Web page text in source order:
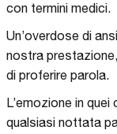
con termini medici.
Un’overdose di
nostra
di proferire parola.
L’emozione in
qualsiasi nottata